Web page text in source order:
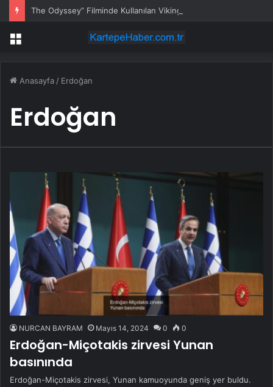
Menü
Anasayfa / Erdoğan
Erdoğan
NURCAN BAYRAM Mayıs 14, 2024 0 0
Erdoğan-Miçotakis zirvesi Yunan
basınında
Erdoğan-Miçotakis zirvesi, Yunan kamuoyunda geniş yer buldu.